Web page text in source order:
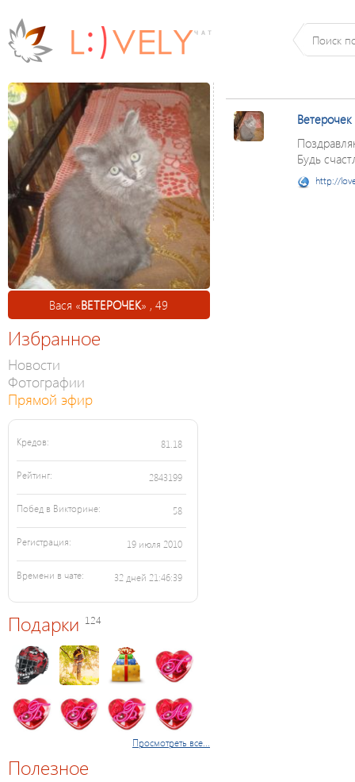
Вася «ВЕТЕРОЧЕК» , 49
Избранное
Новости
Фотографии
Прямой эфир
Кредов: 81.18
Рейтинг: 2843199
Побед в Викторине: 58
Регистрация: 19 июля 2010
Времени в чате: 32 дней 21:46:39
Подарки 124
Просмотреть все...
Полезное
Ветерочек
Будь
http://